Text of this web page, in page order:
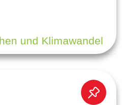
und Klimawandel